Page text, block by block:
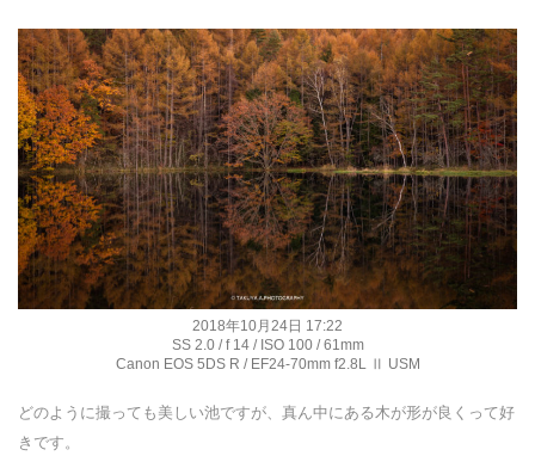
2018年10月24日 17:22
SS 2.0 / f 14 / ISO 100 / 61mm
Canon EOS 5DS R / EF24-70mm f2.8L Ⅱ USM
どのように撮っても美しい池ですが、真ん中にある木が形が良くって好
きです。